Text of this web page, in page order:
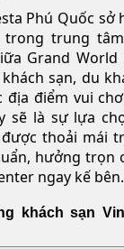
Phú Quốc sở
trung
Grand
sạn, du
địa điểm vui
sẽ là sự lựa
thoải mái
hưởng trọn
ngay kế bên.
khách sạn